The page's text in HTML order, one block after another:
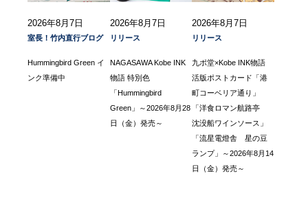
2026年8月7日
室長！竹内直行ブログ
Hummingbird Green イ
ンク準備中
2026年8月7日
リリース
NAGASAWA Kobe INK
物語 特別色
「Hummingbird
Green」～2026年8月28
日（金）発売～
2026年8月7日
リリース
九ポ堂×Kobe INK物語
活版ポストカード「港
町コーベリア通り」
「洋食ロマン航路亭
沈没船ワインソース」
「流星電燈舎 星の豆
ランプ」～2026年8月14
日（金）発売～